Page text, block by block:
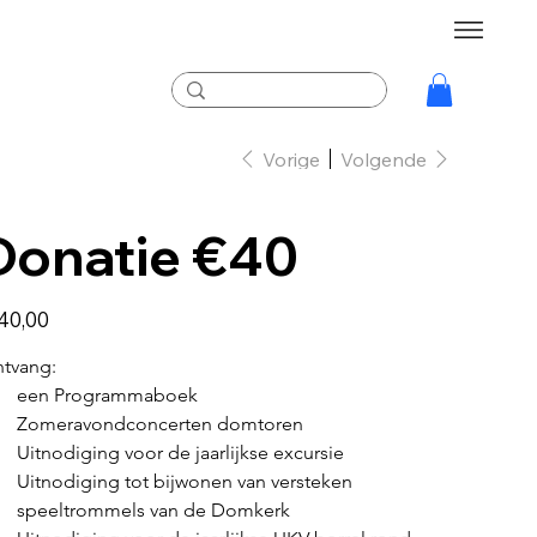
Vorige Volgende
€40
een Programmaboek
Zomeravondconcerten domtoren
Uitnodiging voor de jaarlijkse excursie
Uitnodiging tot bijwonen van versteken
speeltrommels van de Domkerk